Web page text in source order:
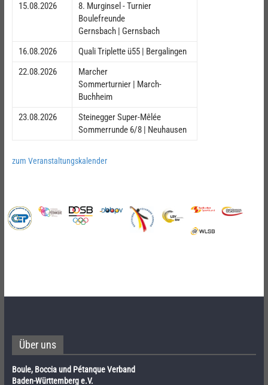
15.08.2026
8. Murginsel - Turnier
Boulefreunde
Gernsbach | Gernsbach
16.08.2026
Quali Triplette ü55 | Bergalingen
22.08.2026
Marcher
Sommerturnier | March-
Buchheim
23.08.2026
Steinegger Super-Mêlée
Sommerrunde 6/8 | Neuhausen
zum Veranstaltungskalender
Über uns
Boule, Boccia und Pétanque Verband
Baden-Württemberg e.V.